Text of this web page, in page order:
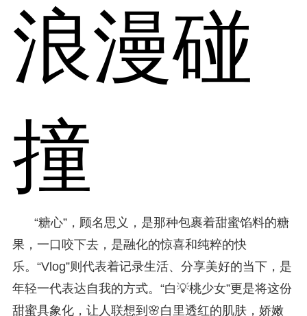
浪漫碰
撞
“糖心”，顾名思义，是那种包裹着甜蜜馅料的糖
果，一口咬下去，是融化的惊喜和纯粹的快
乐。“Vlog”则代表着记录生活、分享美好的当下，是
年轻一代表达自我的方式。“白💡桃少女”更是将这份
甜蜜具象化，让人联想到🌸白里透红的肌肤，娇嫩